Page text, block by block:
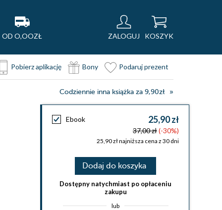
OD O,OOZŁ ZALOGUJ KOSZYK
Pobierz aplikację Bony Podaruj prezent
Codziennie inna książka za 9,90zł
Ebook 25,90 zł
37,00 zł(-30%)
25,90 zł najniższa cena z 30 dni
Dodaj do koszyka
Dostępny natychmiast po opłaceniu
zakupu
lub